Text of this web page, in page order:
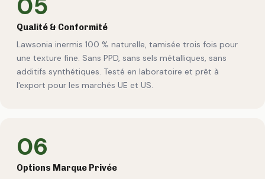
Qualité & Conformité
Lawsonia inermis 100 % naturelle, tamisée trois fois pour
une texture fine. Sans PPD, sans sels métalliques, sans
additifs synthétiques. Testé en laboratoire et prêt à
l'export pour les marchés UE et US.
06
Options Marque Privée